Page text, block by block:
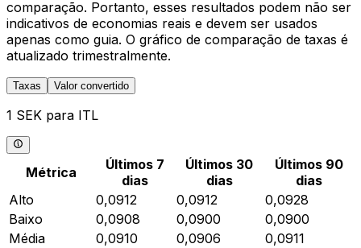
comparação. Portanto, esses resultados podem não ser
indicativos de economias reais e devem ser usados
apenas como guia. O gráfico de comparação de taxas é
atualizado trimestralmente.
Taxas Valor convertido
1 SEK para ITL
Métrica
Últimos 7
dias
Últimos 30
dias
Últimos 90
dias
Alto
0,0912 0,0912
0,0928
Baixo
0,0908 0,0900
0,0900
Média
0,0910 0,0906
0,0911